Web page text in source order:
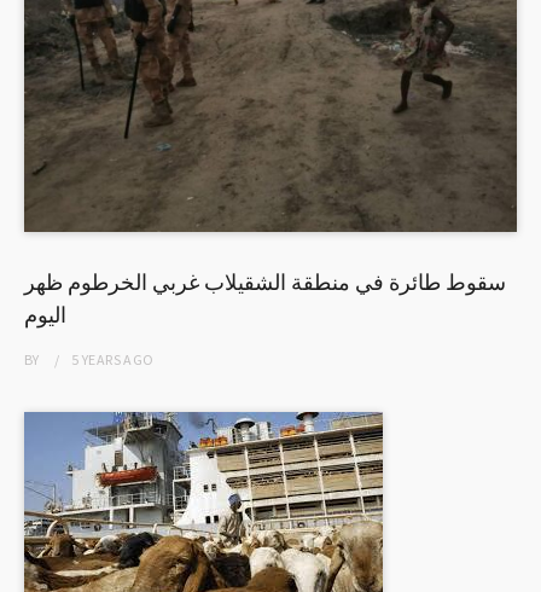
سقوط طائرة في منطقة الشقيلاب غربي الخرطوم ظهر
اليوم
BY 5 YEARSAGO